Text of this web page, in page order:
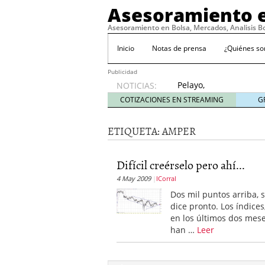
Asesoramiento
Asesoramiento en Bolsa, Mercados, Analisis
Inicio Notas de prensa ¿Quiénes
Publicidad
NOTICIAS:
Pelayo,
con la
‘roja’ a
Mundial
abril 4,
Standard & Poor’s solo
11, 2009
No hay motivos para
Consideraciones sobre
Lo prometido es deuda
COTIZACIONES EN STREAMING
ETIQUETA:AMPER
Difícil creérselo pero ahí...
4 May 2009 ICorral
Dos mil puntos arriba,
dice pronto. Los
en los últimos dos
han … Leer